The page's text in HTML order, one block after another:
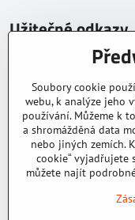
Užitečné odkazy
© 2026 Tomáš Vlk
E-shop apitec.cz používá
od Google.
Soubory cookie
webu, k analýze jeho
používání. Můžeme k
a shromážděná data
nebo jiných zemích.
cookie“ vyjadřujete
můžete najít